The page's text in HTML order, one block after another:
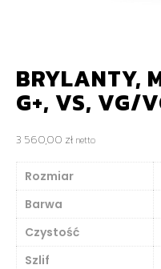
BRYLANTY,
G+, VS, VG/
3 560,00 zł netto
Rozmiar
Barwa
Czystość
Szlif